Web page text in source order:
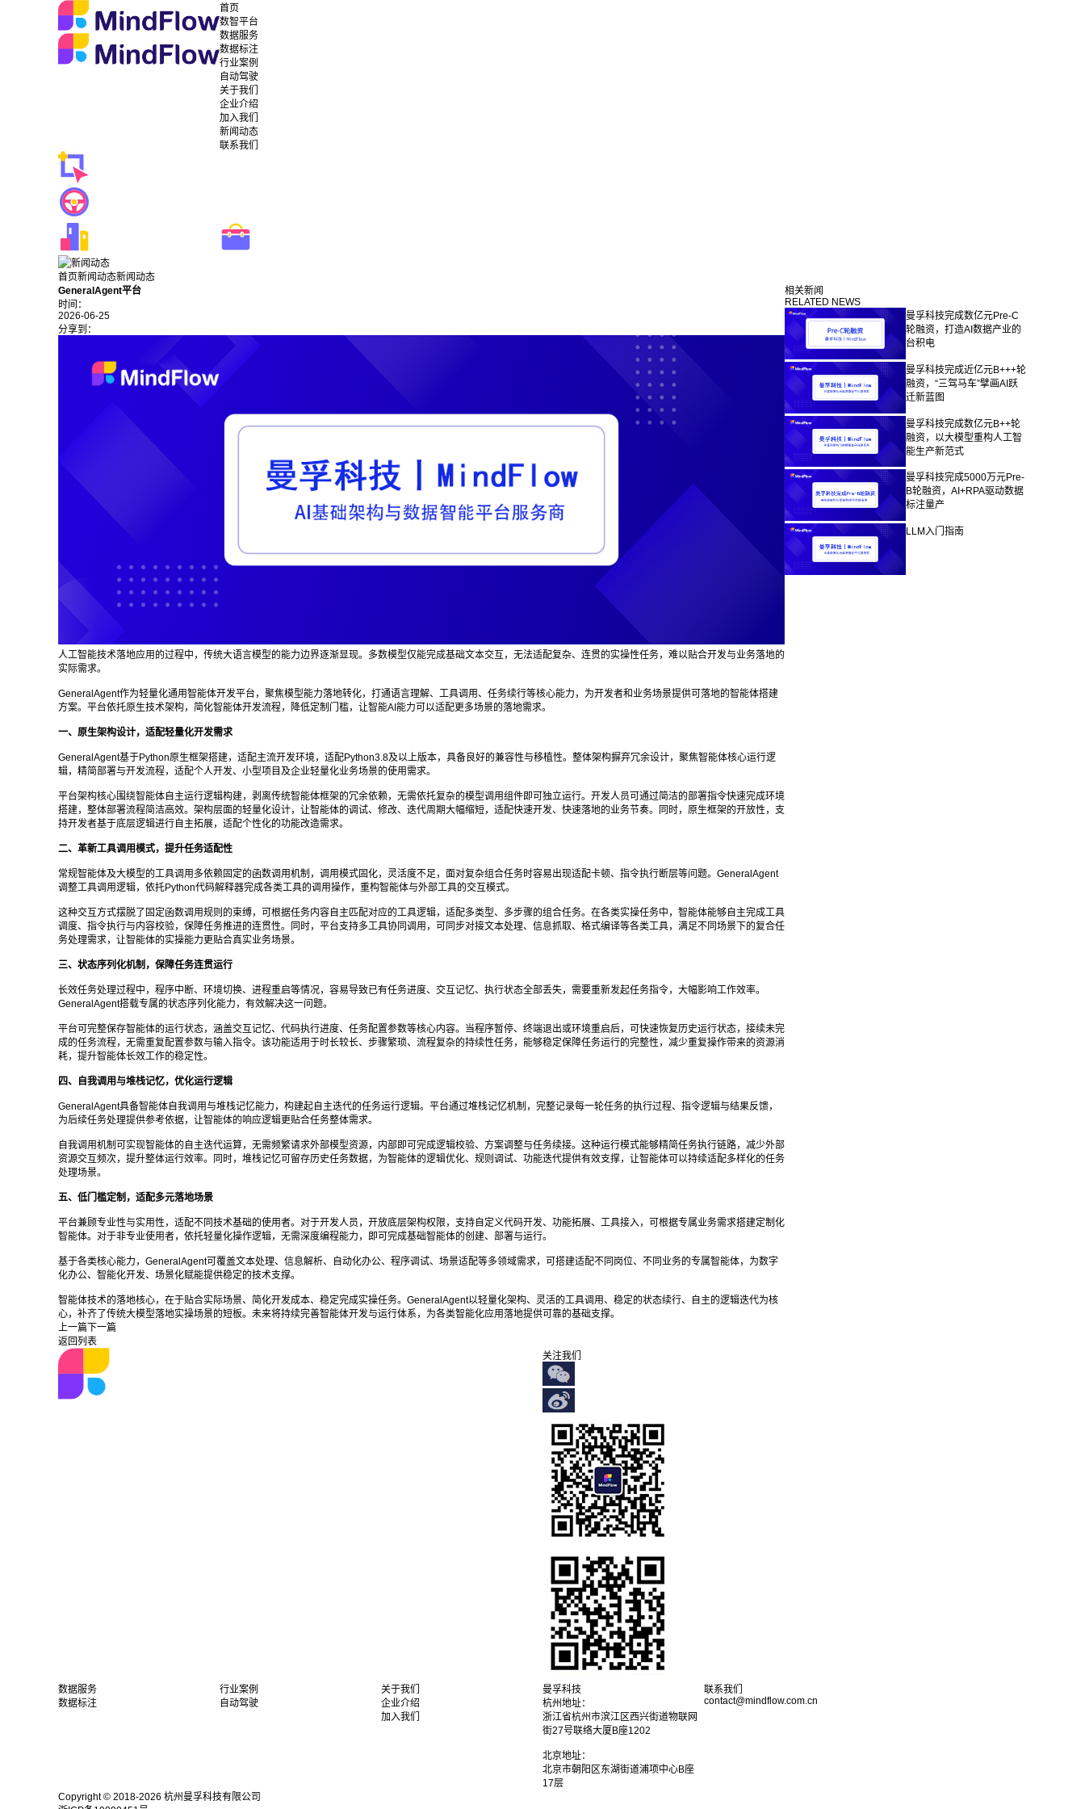
首页
数智平台
数据服务
数据标注
行业案例
自动驾驶
关于我们
企业介绍
加入我们
新闻动态
联系我们
首页新闻动态新闻动态
GeneralAgent平台
时间：
2026-06-25
分享到：
人工智能技术落地应用的过程中，传统大语言模型的能力边界逐渐显现。多数模型仅能完成基础文本交互，无法适配复杂、连贯的实操性任务，难以贴合开发与业务落地的
实际需求。
GeneralAgent作为轻量化通用智能体开发平台，聚焦模型能力落地转化，打通语言理解、工具调用、任务续行等核心能力，为开发者和业务场景提供可落地的智能体搭建
方案。平台依托原生技术架构，简化智能体开发流程，降低定制门槛，让智能AI能力可以适配更多场景的落地需求。
一、原生架构设计，适配轻量化开发需求
GeneralAgent基于Python原生框架搭建，适配主流开发环境，适配Python3.8及以上版本，具备良好的兼容性与移植性。整体架构摒弃冗余设计，聚焦智能体核心运行逻
辑，精简部署与开发流程，适配个人开发、小型项目及企业轻量化业务场景的使用需求。
平台架构核心围绕智能体自主运行逻辑构建，剥离传统智能体框架的冗余依赖，无需依托复杂的模型调用组件即可独立运行。开发人员可通过简洁的部署指令快速完成环境
搭建，整体部署流程简洁高效。架构层面的轻量化设计，让智能体的调试、修改、迭代周期大幅缩短，适配快速开发、快速落地的业务节奏。同时，原生框架的开放性，支
持开发者基于底层逻辑进行自主拓展，适配个性化的功能改造需求。
二、革新工具调用模式，提升任务适配性
常规智能体及大模型的工具调用多依赖固定的函数调用机制，调用模式固化，灵活度不足，面对复杂组合任务时容易出现适配卡顿、指令执行断层等问题。GeneralAgent
调整工具调用逻辑，依托Python代码解释器完成各类工具的调用操作，重构智能体与外部工具的交互模式。
这种交互方式摆脱了固定函数调用规则的束缚，可根据任务内容自主匹配对应的工具逻辑，适配多类型、多步骤的组合任务。在各类实操任务中，智能体能够自主完成工具
调度、指令执行与内容校验，保障任务推进的连贯性。同时，平台支持多工具协同调用，可同步对接文本处理、信息抓取、格式编译等各类工具，满足不同场景下的复合任
务处理需求，让智能体的实操能力更贴合真实业务场景。
三、状态序列化机制，保障任务连贯运行
长效任务处理过程中，程序中断、环境切换、进程重启等情况，容易导致已有任务进度、交互记忆、执行状态全部丢失，需要重新发起任务指令，大幅影响工作效率。
GeneralAgent搭载专属的状态序列化能力，有效解决这一问题。
平台可完整保存智能体的运行状态，涵盖交互记忆、代码执行进度、任务配置参数等核心内容。当程序暂停、终端退出或环境重启后，可快速恢复历史运行状态，接续未完
成的任务流程，无需重复配置参数与输入指令。该功能适用于时长较长、步骤繁琐、流程复杂的持续性任务，能够稳定保障任务运行的完整性，减少重复操作带来的资源消
耗，提升智能体长效工作的稳定性。
四、自我调用与堆栈记忆，优化运行逻辑
GeneralAgent具备智能体自我调用与堆栈记忆能力，构建起自主迭代的任务运行逻辑。平台通过堆栈记忆机制，完整记录每一轮任务的执行过程、指令逻辑与结果反馈，
为后续任务处理提供参考依据，让智能体的响应逻辑更贴合任务整体需求。
自我调用机制可实现智能体的自主迭代运算，无需频繁请求外部模型资源，内部即可完成逻辑校验、方案调整与任务续接。这种运行模式能够精简任务执行链路，减少外部
资源交互频次，提升整体运行效率。同时，堆栈记忆可留存历史任务数据，为智能体的逻辑优化、规则调试、功能迭代提供有效支撑，让智能体可以持续适配多样化的任务
处理场景。
五、低门槛定制，适配多元落地场景
平台兼顾专业性与实用性，适配不同技术基础的使用者。对于开发人员，开放底层架构权限，支持自定义代码开发、功能拓展、工具接入，可根据专属业务需求搭建定制化
智能体。对于非专业使用者，依托轻量化操作逻辑，无需深度编程能力，即可完成基础智能体的创建、部署与运行。
基于各类核心能力，GeneralAgent可覆盖文本处理、信息解析、自动化办公、程序调试、场景适配等多领域需求，可搭建适配不同岗位、不同业务的专属智能体，为数字
化办公、智能化开发、场景化赋能提供稳定的技术支撑。
智能体技术的落地核心，在于贴合实际场景、简化开发成本、稳定完成实操任务。GeneralAgent以轻量化架构、灵活的工具调用、稳定的状态续行、自主的逻辑迭代为核
心，补齐了传统大模型落地实操场景的短板。未来将持续完善智能体开发与运行体系，为各类智能化应用落地提供可靠的基础支撑。
上一篇下一篇
返回列表
相关新闻
RELATED NEWS
曼孚科技完成数亿元Pre-C
轮融资，打造AI数据产业的
台积电
曼孚科技完成近亿元B+++轮
融资，“三驾马车”擘画AI跃
迁新蓝图
曼孚科技完成数亿元B++轮
融资，以大模型重构人工智
能生产新范式
曼孚科技完成5000万元Pre-
B轮融资，AI+RPA驱动数据
标注量产
LLM入门指南
关注我们
数据服务
数据标注
行业案例
自动驾驶
关于我们
企业介绍
加入我们
曼孚科技
杭州地址：
浙江省杭州市滨江区西兴街道物联网
街27号联络大厦B座1202
北京地址：
北京市朝阳区东湖街道浦项中心B座
17层
联系我们
contact@mindflow.com.cn
Copyright © 2018-2026 杭州曼孚科技有限公司